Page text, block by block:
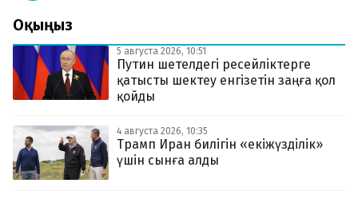
Оқыңыз
5 августа 2026, 10:51
Путин шетелдегі ресейліктерге
қатысты шектеу енгізетін заңға қол
қойды
4 августа 2026, 10:35
Трамп Иран билігін «екіжүзділік»
үшін сынға алды